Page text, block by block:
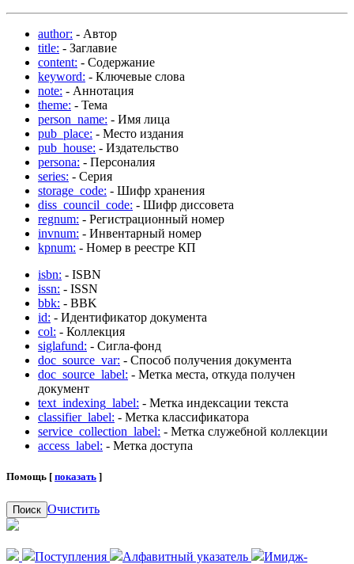
author: - Автор
title: - Заглавие
content: - Содержание
keyword: - Ключевые слова
note: - Аннотация
theme: - Тема
person_name: - Имя лица
pub_place: - Место издания
pub_house: - Издательство
persona: - Персоналия
series: - Серия
storage_code: - Шифр хранения
diss_council_code: - Шифр диссовета
regnum: - Регистрационный номер
invnum: - Инвентарный номер
kpnum: - Номер в реестре КП
isbn: - ISBN
issn: - ISSN
bbk: - BBK
id: - Идентификатор документа
col: - Коллекция
siglafund: - Сигла-фонд
doc_source_var: - Способ получения документа
doc_source_label: - Метка места, откуда получен
документ
text_indexing_label: - Метка индексации текста
classifier_label: - Метка классификатора
service_collection_label: - Метка служебной коллекции
access_label: - Метка доступа
Помощь [ показать ]
Поиск Очистить
Поступления Алфавитный указатель
Имидж-